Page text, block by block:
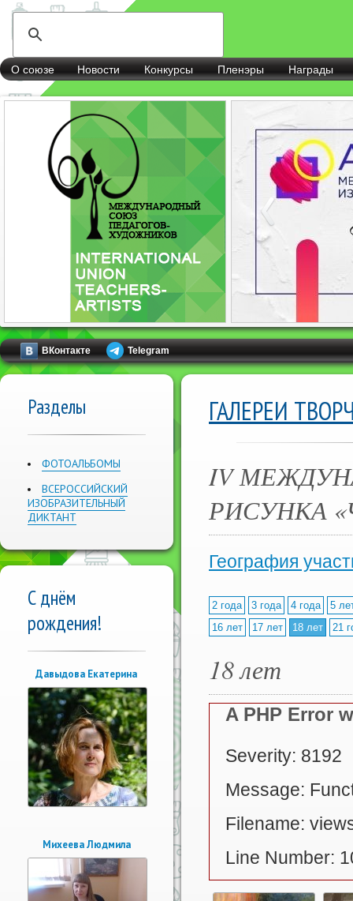
О союзе Новости Конкурсы Пленэры Награды
ВКонтакте Telegram
Разделы
ФОТОАЛЬБОМЫ
ВСЕРОССИЙСКИЙ
ИЗОБРАЗИТЕЛЬНЫЙ
ДИКТАНТ
С днём
рождения!
Давыдова Екатерина
Михеева Людмила
ГАЛЕРЕИ
IV
РИСУНКА
География
2 года 3 года 4 года
5
16 лет
17 лет 18 лет 21
18 лет
A PHP Error
Severity: 8192
Message:
Filename:
Line Number: